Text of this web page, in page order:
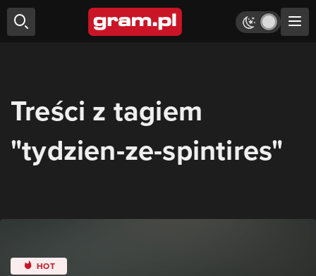
Treści z tagiem
"tydzien-ze-spintires"
HOT